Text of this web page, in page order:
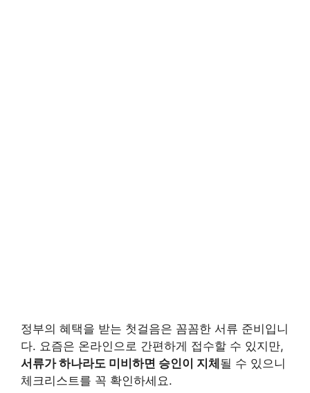
정부의 혜택을 받는 첫걸음은 꼼꼼한 서류 준비입니
다. 요즘은 온라인으로 간편하게 접수할 수 있지만,
서류가 하나라도 미비하면 승인이 지체 될 수 있으니
체크리스트를 꼭 확인하세요.